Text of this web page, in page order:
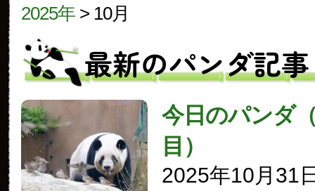
2025年 > 10月
最新のパンダ記事
今日のパンダ
目）
2025年10月31